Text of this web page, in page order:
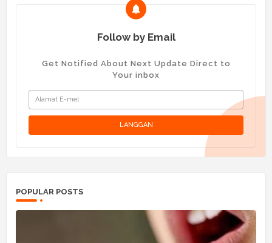
Follow by Email
Get Notified About Next Update Direct to
Your inbox
POPULAR POSTS